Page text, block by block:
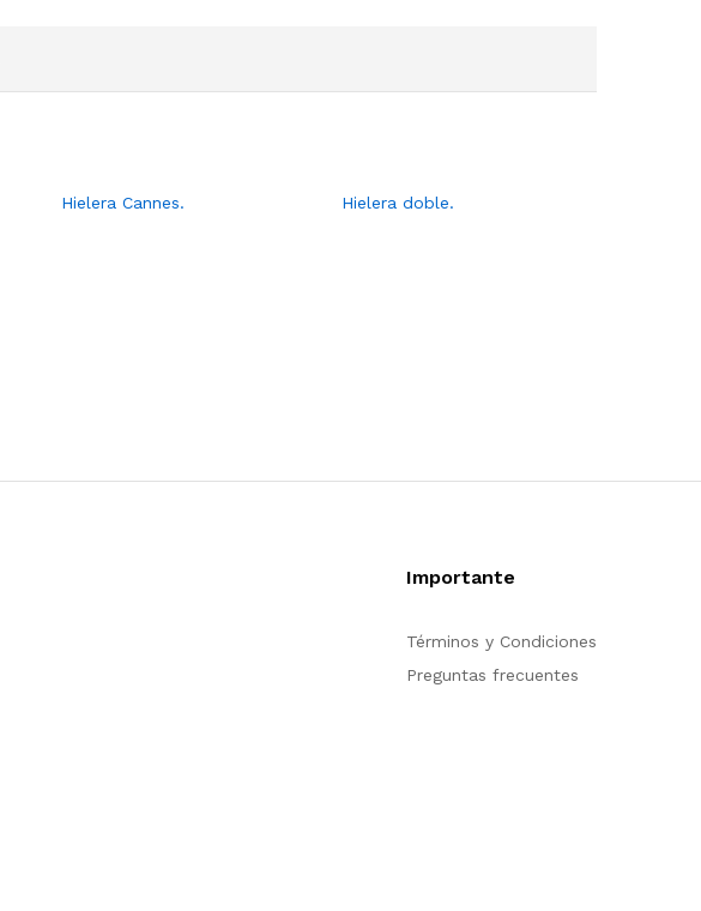
Hielera Cannes. Hielera doble.
Importante
Términos y Condiciones
Preguntas frecuentes